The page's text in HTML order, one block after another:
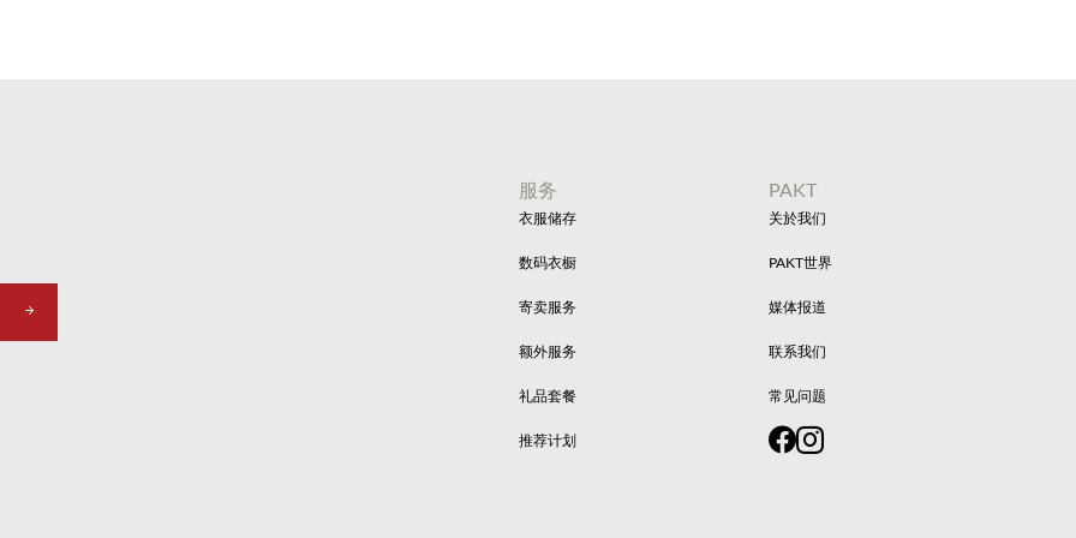
服务
衣服储存
数码衣橱
寄卖服务
额外服务
礼品套餐
推荐计划
PAKT
关於我们
PAKT世界
媒体报道
联系我们
常见问题